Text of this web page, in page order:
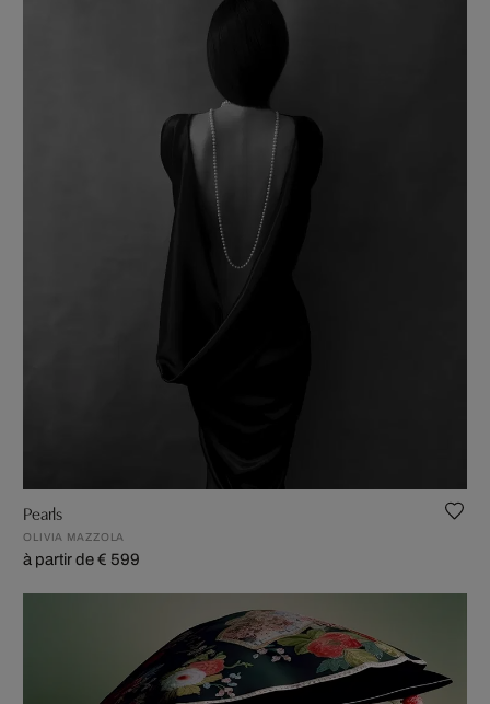
Pearls
OLIVIA MAZZOLA
à partir de € 599